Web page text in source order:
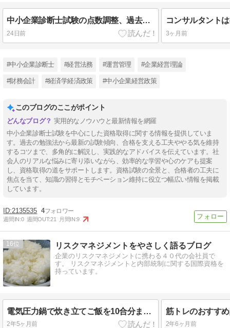
中小企業診断士試験の点数調整、過去16回で起きた驚きの救済実績まとめ
24日前
コンサルタント
3ヶ月前
#中小企業診断士 #経営法務 #運営管理 #企業経営理論
#財務会計 #経済学経済政策 #中小企業経営政策
このブログのここがポイント
実用的なノウハウと最新情報を網羅
中小企業診断士試験を中心にした資格取得に関する情報を提供していま
す。過去の勉強法から最新の試験傾向、合格を支える工夫ややる気を維持
するコツまで、多角的に解説し、実践的なアドバイスを伝えています。社
会人のリアルな悩みに寄り添いながら、効率的な学習や心のケアも提案
し、資格取得の道をサポートします。資格試験の全景と、合格者の工夫に
焦点を当て、知識の習得とモチベーション維持に役立つ幅広い情報を掲載
しています。
2135535 4
週間IN:0 週間OUT:21 月間IN:9
16 リスクマネジメントをやさしく語るブログ
企業のリスクマネジメントに携わる４０代の会社員で
す。 リスクマネジメントと内部統制に関する国際資格を
持っています。
電気圧力鍋で炊き立てご飯を10合分まとめて作り置きする方法
2年5ヶ月前 2年6ヶ月前